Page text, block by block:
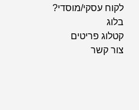
לקוח עסקי/מוסדי?
בלוג
קטלוג פריטים
צור קשר